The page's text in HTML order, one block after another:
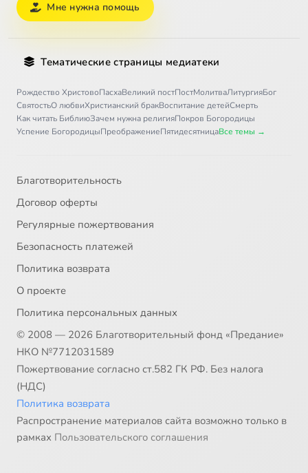
Мне нужна помощь
Тематические страницы медиатеки
Рождество ХристовоПасхаВеликий постПостМолитваЛитургияБог
СвятостьО любвиХристианский бракВоспитание детейСмерть
Как читать БиблиюЗачем нужна религияПокров Богородицы
Успение БогородицыПреображениеПятидесятницаВсе темы →
Благотворительность
Договор оферты
Регулярные пожертвования
Безопасность платежей
Политика возврата
О проекте
Политика персональных данных
© 2008 — 2026 Благотворительный фонд «Предание»
НКО №7712031589
Пожертвование согласно ст.582 ГК РФ. Без налога
(НДС)
Политика возврата
Распространение материалов сайта возможно только в
рамках Пользовательского соглашения